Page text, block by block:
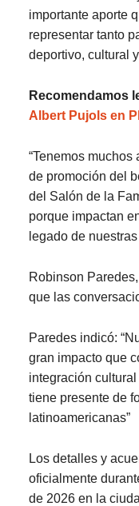
importante aporte
representar tanto
deportivo, cultural
Recomendamos
Albert Pujols en
“Tenemos
de promoción del
del Salón de la
porque impactan
legado de
Robinson
que las
Paredes indicó:
gran impacto que
integración
tiene presente de
latinoamericanas”
Los detalles y
oficialmente
de 2026 en la